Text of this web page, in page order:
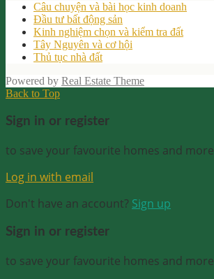
Câu chuyện và bài học kinh doanh
Đầu tư bất động sản
Kinh nghiệm chọn và kiểm tra đất
Tây Nguyên và cơ hội
Thủ tục nhà đất
Powered by Real Estate Theme
Back to Top
Sign in or register
to save your favourite homes and more
Log in with email
Don't have an account? Sign up
Sign in or register
to save your favourite homes and more